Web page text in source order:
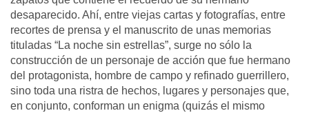
desaparecido. Ahí, entre viejas cartas y fotografías, entre
recortes de prensa y el manuscrito de unas memorias
tituladas “La noche sin estrellas”, surge no sólo la
construcción de un personaje de acción que fue hermano
del protagonista, hombre de campo y refinado guerrillero,
sino toda una ristra de hechos, lugares y personajes que,
en conjunto, conforman un enigma (quizás el mismo